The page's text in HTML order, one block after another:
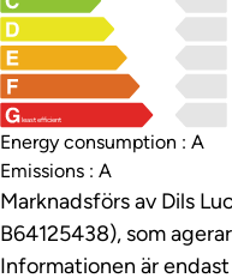
least efficient
Energy consumption : A
Emissions : A
Marknadsförs av Dils
B64125438), som
Informationen är